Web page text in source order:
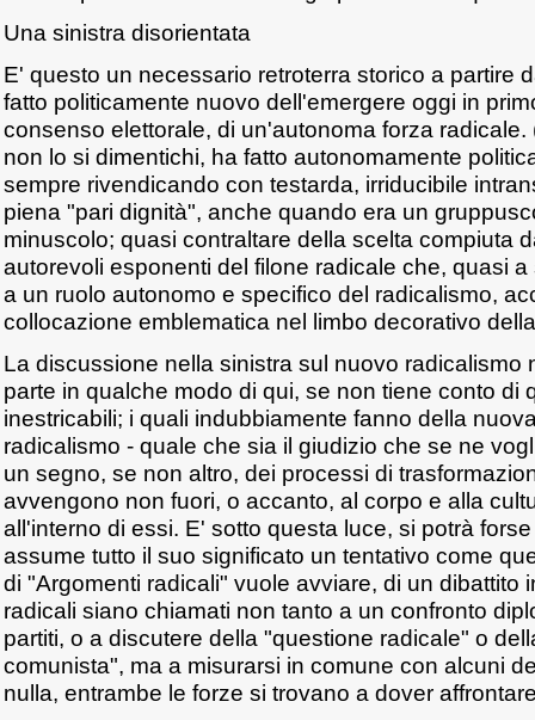
Una sinistra disorientata
E' questo un necessario retroterra storico a partire
fatto politicamente nuovo dell'emergere oggi in
consenso elettorale, di un'autonoma forza
non lo si dimentichi, ha fatto autonomamente
sempre rivendicando con testarda, irriducibile
piena "pari dignità", anche quando era un
minuscolo; quasi contraltare della scelta compiuta
autorevoli esponenti del filone radicale che, quasi
a un ruolo autonomo e specifico del radicalismo,
collocazione emblematica nel limbo decorativo
La discussione nella sinistra sul nuovo radicalismo
parte in qualche modo di qui, se non tiene conto di
inestricabili; i quali indubbiamente fanno della
radicalismo - quale che sia il giudizio che se ne
un segno, se non altro, dei processi di
avvengono non fuori, o accanto, al corpo e alla
all'interno di essi. E' sotto questa luce, si potrà
assume tutto il suo significato un tentativo come
di "Argomenti radicali" vuole avviare, di un dibattito
radicali siano chiamati non tanto a un confronto
partiti, o a discutere della "questione radicale" o
comunista", ma a misurarsi in comune con alcuni
nulla, entrambe le forze si trovano a dover